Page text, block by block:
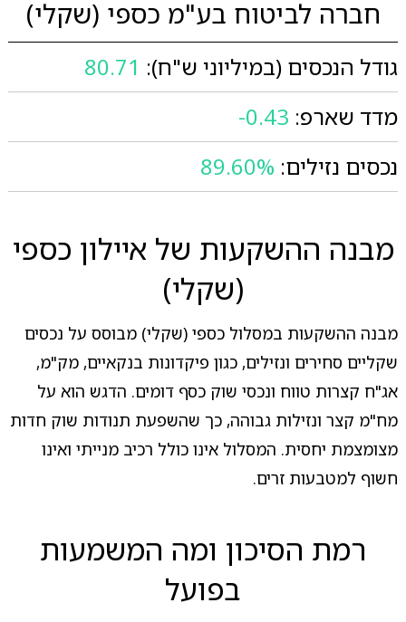
חברה לביטוח בע"מ כספי (שקלי)
גודל הנכסים (במיליוני ש"ח): 80.71
מדד שארפ: -0.43
נכסים נזילים: 89.60%
מבנה ההשקעות של איילון כספי
(שקלי)
מבנה ההשקעות במסלול כספי (שקלי) מבוסס על נכסים
שקליים סחירים ונזילים, כגון פיקדונות בנקאיים, מק"מ,
אג"ח קצרות טווח ונכסי שוק כסף דומים. הדגש הוא על
מח"מ קצר ונזילות גבוהה, כך שהשפעת תנודות שוק חדות
מצומצמת יחסית. המסלול אינו כולל רכיב מנייתי ואינו
חשוף למטבעות זרים.
רמת הסיכון ומה המשמעות
בפועל